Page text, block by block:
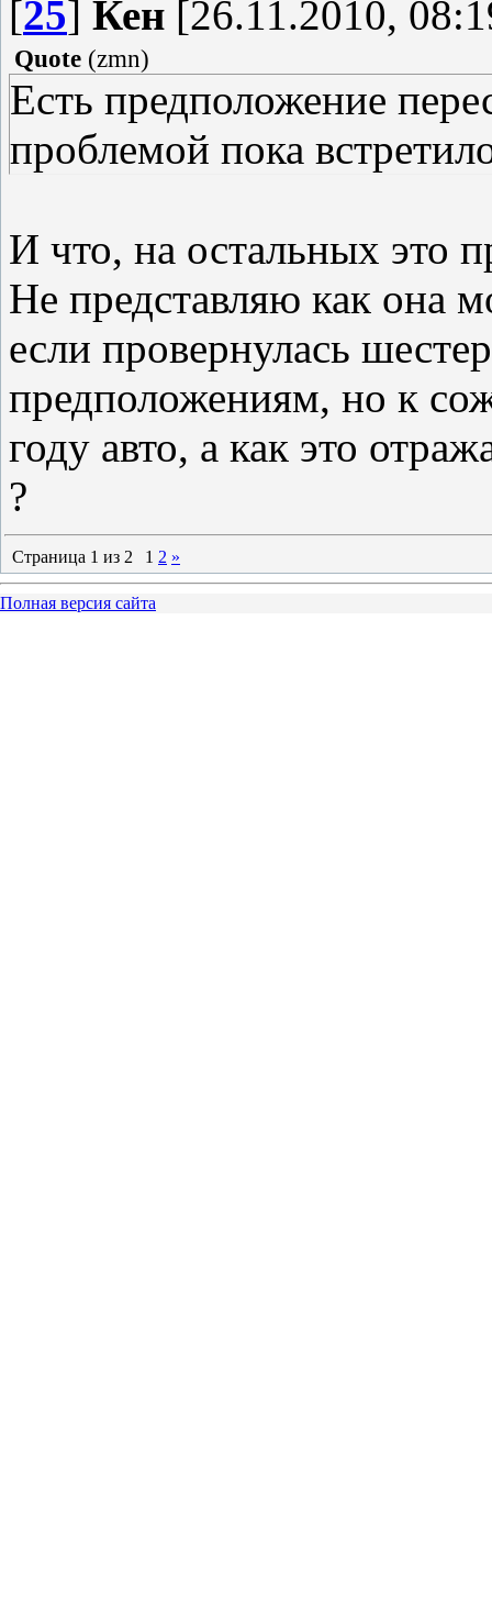
[25] Кен [26.11.2010,
Quote (zmn)
Есть предположение
проблемой пока
И что, на остальных это
Не представляю как она
если провернулась
предположениям, но к
году авто, а как это
?
Страница 1 из 2 1 2 »
Полная версия сайта